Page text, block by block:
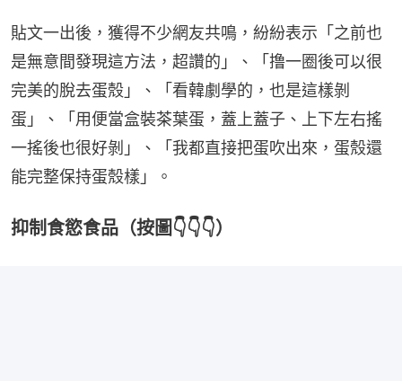
貼文一出後，獲得不少網友共鳴，紛紛表示「之前也
是無意間發現這方法，超讚的」、「撸一圈後可以很
完美的脫去蛋殼」、「看韓劇學的，也是這樣剝
蛋」、「用便當盒裝茶葉蛋，蓋上蓋子、上下左右搖
一搖後也很好剝」、「我都直接把蛋吹出來，蛋殼還
能完整保持蛋殼樣」。
抑制食慾食品（按圖👇👇👇）